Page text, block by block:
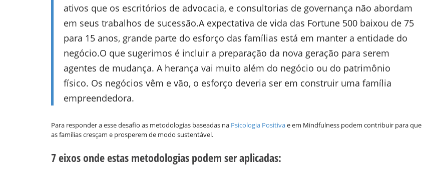
ativos que os escritórios de advocacia, e consultorias de governança não abordam
em seus trabalhos de sucessão.A expectativa de vida das Fortune 500 baixou de 75
para 15 anos, grande parte do esforço das famílias está em manter a entidade do
negócio.O que sugerimos é incluir a preparação da nova geração para serem
agentes de mudança. A herança vai muito além do negócio ou do patrimônio
físico. Os negócios vêm e vão, o esforço deveria ser em construir uma família
empreendedora.
Para responder a esse desafio as metodologias baseadas na Psicologia Positivae em Mindfulness podem contribuir para que
as famílias cresçam e prosperem de modo sustentável.
7 eixos onde estas metodologias podem ser aplicadas: